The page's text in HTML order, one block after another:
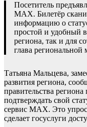
Посетитель
MAX. Билетёр
информацию о
простой и удобный
региона, так и для
глава
Татьяна Мальцева,
развития региона,
правительства
подтверждать свой
сервис MAX. Это
сделает госуслуги